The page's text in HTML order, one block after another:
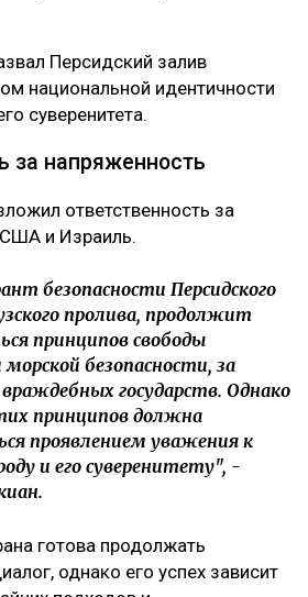
Персидский залив
национальной идентичности
суверенитета.
за напряженность
ответственность за
и Израиль.
безопасности Персидского
пролива, продолжит
принципов свободы
морской безопасности, за
государств. Однако
принципов должна
проявлением уважения к
и его суверенитету", -
готова продолжать
однако его успех зависит